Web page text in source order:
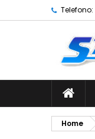
Telefono:
Home